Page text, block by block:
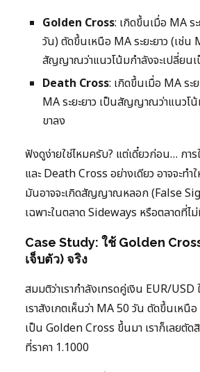
Golden Cross: เกิดขึ้นเมื่อ MA ร
วัน) ตัดขึ้นเหนือ MA ระยะยาว (เช่น
สัญญาณว่าแนวโน้มกำลังจะเปลี่ยน
Death Cross: เกิดขึ้นเมื่อ MA ระ
MA ระยะยาว เป็นสัญญาณว่าแนวโ
ขาลง
ฟังดูง่ายใช่ไหมครับ? แต่เดี๋ยวก่อน… กา
และ Death Cross อย่างเดียว อาจจะทำใ
มันอาจจะเกิดสัญญาณหลอก (False
เฉพาะในตลาด Sideways หรือตลาดที่ไ
Case Study: ใช้ Golden
เจ็บตัว) จริง
สมมติว่าเรากำลังเทรดคู่เงิน EUR/
เราสังเกตเห็นว่า MA 50 วัน ตัดขึ้นเหนื
เป็น Golden Cross ขึ้นมา เราก็เลยตัด
ที่ราคา 1.1000